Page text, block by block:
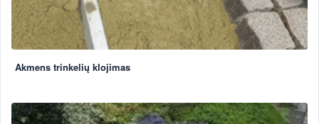
Akmens trinkelių klojimas